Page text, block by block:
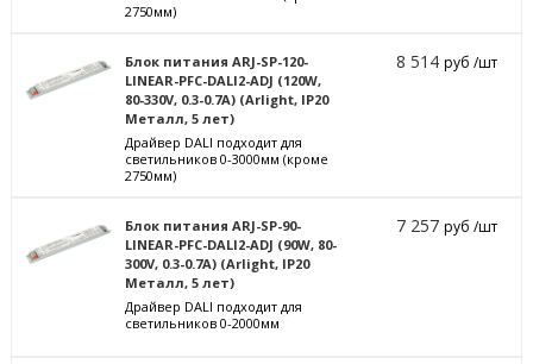
2750мм)
Блок питания ARJ-SP-120-
LINEAR-PFC-DALI2-ADJ (120W,
80-330V, 0.3-0.7A) (Arlight, IP20
Металл, 5 лет)
Драйвер DALI подходит для
светильников 0-3000мм (кроме
2750мм)
8 514руб /шт
Блок питания ARJ-SP-90-
LINEAR-PFC-DALI2-ADJ (90W, 80-
300V, 0.3-0.7A) (Arlight, IP20
Металл, 5 лет)
Драйвер DALI подходит для
светильников 0-2000мм
7 257руб /шт